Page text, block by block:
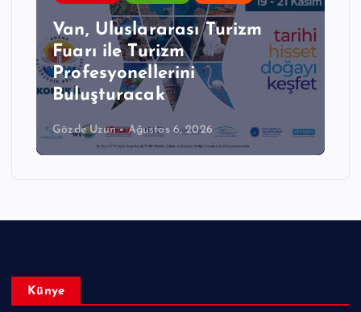
Van, Uluslararası Turizm
Fuarı ile Turizm
Profesyonellerini
Buluşturacak
Gözde Uzun Ağustos 6, 2026
Künye